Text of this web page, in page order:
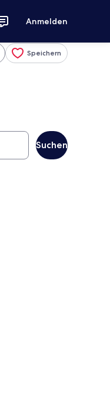
Anmelden
Speichern
Suchen